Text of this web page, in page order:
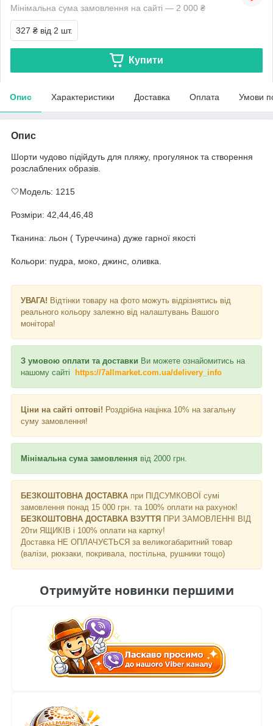
Мінімальна сума замовлення на сайті — 2 000 ₴
327 ₴ від 2 шт.
Купити
Опис Характеристики Доставка Оплата Умови
Опис
Шорти чудово підійдуть для пляжу, прогулянок та створення
розслаблених образів.
🤍Модель: 1215
Розміри: 42,44,46,48
Тканина: льон ( Туреччина) дуже гарної якості
Кольори: пудра, моко, джинс, оливка.
УВАГА! Відтінки товару на фото можуть відрізнятись від
реального кольору залежно від налаштувань Вашого
монітора!
З умовою оплати та доставки Ви можете ознайомитись на
нашому сайті
https://7allmarket.com.ua/delivery_info
Ціни на сайті оптові! Роздрібна націнка 10% на загальну
суму замовлення!
Мінімальна сума замовлення від 2000 грн.
БЕЗКОШТОВНА ДОСТАВКА при ПІДСУМКОВОЇ сумі
замовлення понад 15 000 грн. та 100% оплати на рахунок!
БЕЗКОШТОВНА ДОСТАВКА ВЗУТТЯ ПРИ ЗАМОВЛЕННІ ВІД
20ти ЯЩИКІВ і 100% оплати на картку!
Доставка НЕ ​​ОПЛАЧУЄТЬСЯ за великогабаритний товар
(валізи, рюкзаки, покривала, постільна, рушники тощо)
Отримуйте новинки першими